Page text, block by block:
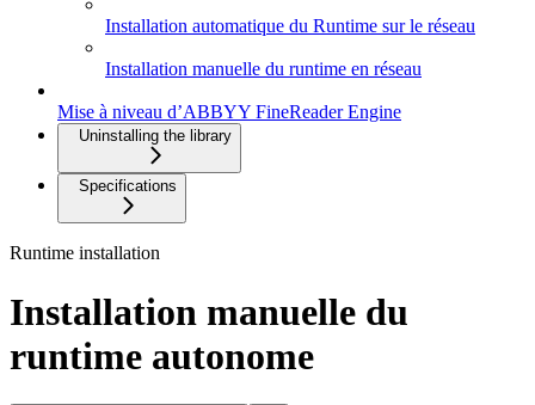
Installation automatique du Runtime sur le réseau
Installation manuelle du runtime en réseau
Mise à niveau d’ABBYY FineReader Engine
Uninstalling the library
Specifications
Runtime installation
Installation manuelle du
runtime autonome